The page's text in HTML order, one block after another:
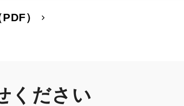
）
ください